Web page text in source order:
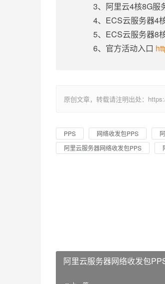
3、阿里云4核8G服
4、ECS云服务器4
5、ECS云服务器8
6、官方活动入口
原创文章，转载请注明出处：
PPS 网络收发包PPS
阿里云服务器网络收发包PPS
阿里云服务器网络收发包